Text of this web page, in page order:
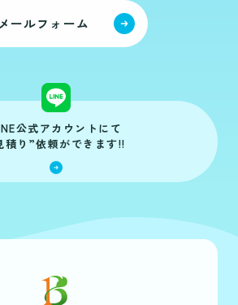
メールフォーム
公式アカウントにて
積り”依頼ができます!!